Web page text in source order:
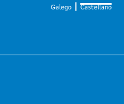
Galego Castellano